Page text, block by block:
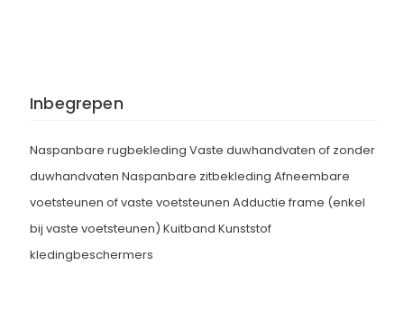
Inbegrepen
Naspanbare rugbekleding Vaste duwhandvaten of zonder
duwhandvaten Naspanbare zitbekleding Afneembare
voetsteunen of vaste voetsteunen Adductie frame (enkel
bij vaste voetsteunen) Kuitband Kunststof
kledingbeschermers